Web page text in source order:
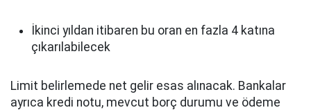
İkinci yıldan itibaren bu oran en fazla 4 katına
çıkarılabilecek
Limit belirlemede net gelir esas alınacak. Bankalar
ayrıca kredi notu, mevcut borç durumu ve ödeme